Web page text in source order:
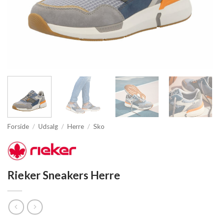
Forside / Udsalg / Herre / Sko
Rieker Sneakers Herre